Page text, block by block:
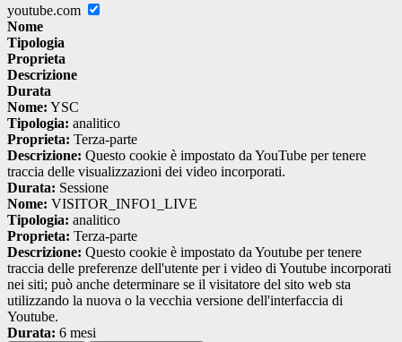
youtube.com
Nome
Tipologia
Proprieta
Descrizione
Durata
Nome: YSC
Tipologia: analitico
Proprieta: Terza-parte
Descrizione: Questo cookie è impostato da YouTube per tenere
traccia delle visualizzazioni dei video incorporati.
Durata: Sessione
Nome: VISITOR_INFO1_LIVE
Tipologia: analitico
Proprieta: Terza-parte
Descrizione: Questo cookie è impostato da Youtube per tenere
traccia delle preferenze dell'utente per i video di Youtube incorporati
nei siti; può anche determinare se il visitatore del sito web sta
utilizzando la nuova o la vecchia versione dell'interfaccia di
Youtube.
Durata: 6 mesi